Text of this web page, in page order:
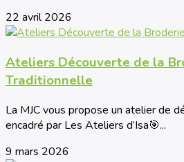
22 avril 2026
Ateliers Découverte de la
Traditionnelle
La MJC vous propose un atelier de
encadré par Les Ateliers d’Isa🎯...
9 mars 2026